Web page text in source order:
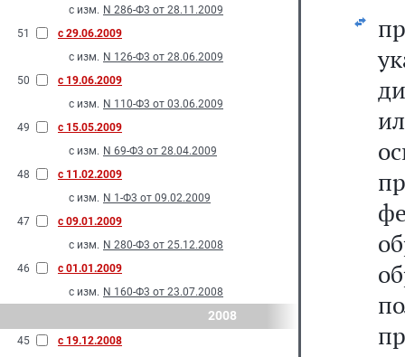
с изм. N 286-Ф3 от 28.11.2009
51
с 29.06.2009
с изм. N 126-Ф3 от 28.06.2009
50
с 19.06.2009
с изм. N 110-Ф3 от 03.06.2009
49
с 15.05.2009
с изм. N 69-Ф3 от 28.04.2009
48
с 11.02.2009
с изм. N 1-Ф3 от 09.02.2009
47
с 09.01.2009
с изм. N 280-Ф3 от 25.12.2008
46
с 01.01.2009
с изм. N 160-Ф3 от 23.07.2008
2008
45
с 19.12.2008